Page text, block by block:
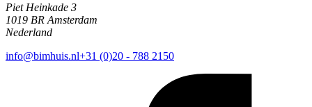
Piet Heinkade 3
1019 BR Amsterdam
Nederland
info@bimhuis.nl+31 (0)20 - 788 2150